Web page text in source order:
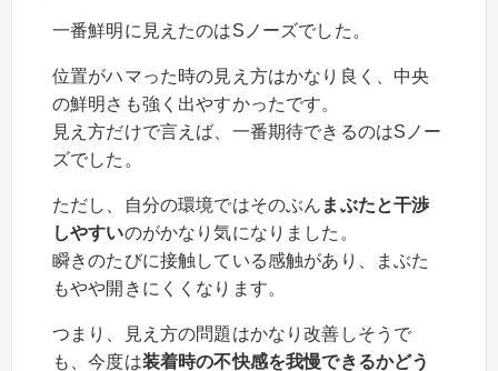
一番鮮明に見えたのはSノーズでした。
位置がハマった時の見え方はかなり良く、中央
の鮮明さも強く出やすかったです。
見え方だけで言えば、一番期待できるのはSノー
ズでした。
ただし、自分の環境ではそのぶん まぶたと干渉
しやすいのがかなり気になりました。
瞬きのたびに接触している感触があり、まぶた
もやや開きにくくなります。
つまり、見え方の問題はかなり改善しそうで
も、今度は装着時の不快感を我慢できるかどう